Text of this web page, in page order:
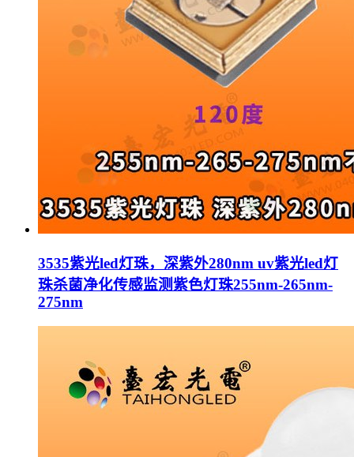
3535紫光led灯珠，深紫外280nm uv紫光led灯
珠杀菌净化传感监测紫色灯珠255nm-265nm-
275nm